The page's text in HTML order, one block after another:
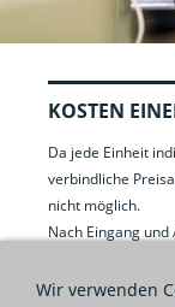
KOSTEN
Da jede Einheit
verbindliche
nicht möglich.
Nach Eingang
Form einer
Wir verwenden